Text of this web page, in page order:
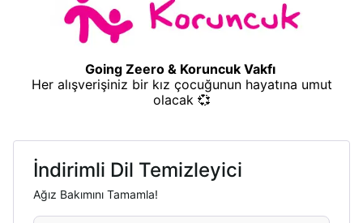
Going Zeero & Koruncuk Vakfı
Her alışverişiniz bir kız çocuğunun hayatına umut
olacak 💞
İndirimli Dil Temizleyici
Ağız Bakımını Tamamla!